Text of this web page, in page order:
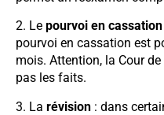
2. Le pourvoi en cassation
pourvoi en cassation est
mois. Attention, la Cour
pas les faits.
3. La révision : dans